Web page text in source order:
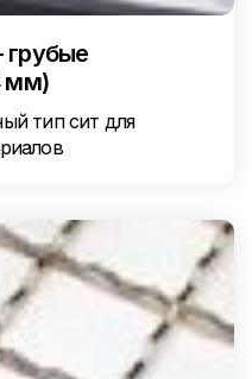
грубые
мм)
тип сит для